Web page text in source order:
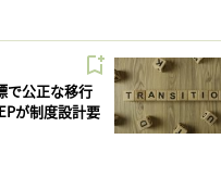
で公正な移行
が制度設計要